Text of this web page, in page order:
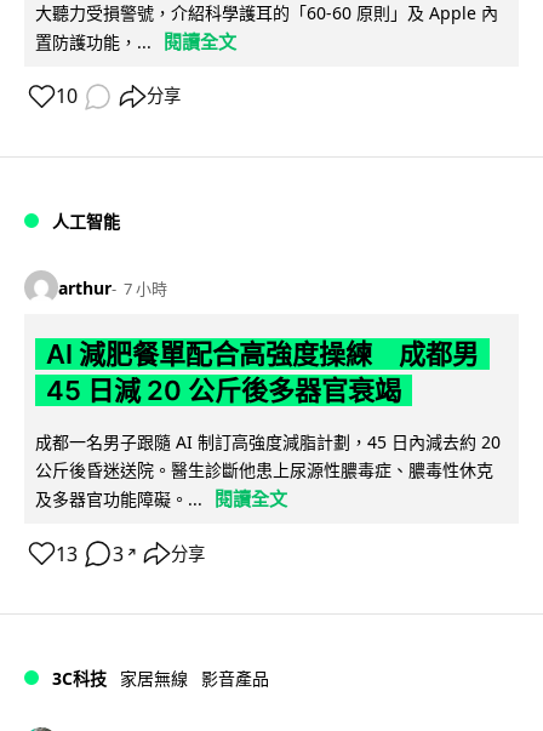
大聽力受損警號，介紹科學護耳的「60-60 原則」及 Apple 內
置防護功能，...
閱讀全文
10 分享
人工智能
arthur 7 小時
AI 減肥餐單配合高強度操練 成都男
45 日減 20 公斤後多器官衰竭
成都一名男子跟隨 AI 制訂高強度減脂計劃，45 日內減去約 20
公斤後昏迷送院。醫生診斷他患上尿源性膿毒症、膿毒性休克
及多器官功能障礙。...
閱讀全文
13 3 ↗ 分享
3C科技 家居無線 影音產品